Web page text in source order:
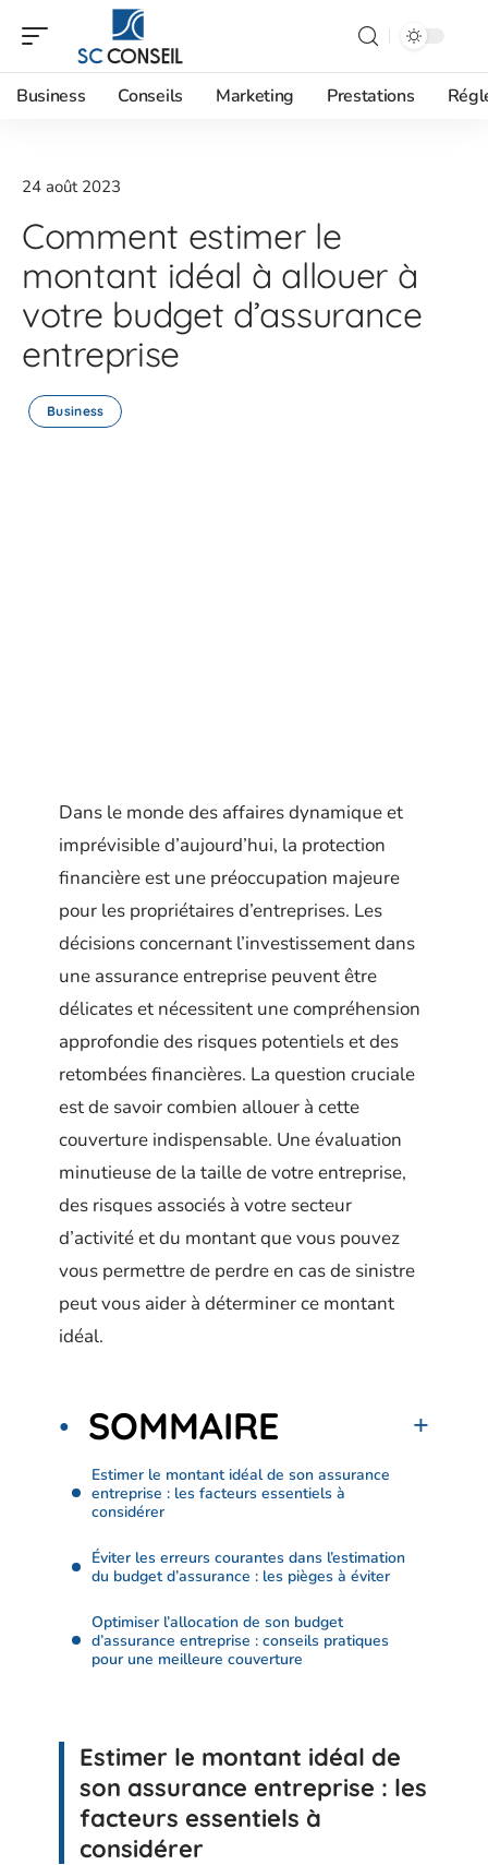
Business Conseils Marketing Prestations
24 août 2023
Comment estimer le
montant idéal à allouer à
votre budget d’assurance
entreprise
Business
Dans le monde des affaires dynamique et
imprévisible d’aujourd’hui, la protection
financière est une préoccupation majeure
pour les propriétaires d’entreprises. Les
décisions concernant l’investissement dans
une assurance entreprise peuvent être
délicates et nécessitent une compréhension
approfondie des risques potentiels et des
retombées financières. La question cruciale
est de savoir combien allouer à cette
couverture indispensable. Une évaluation
minutieuse de la taille de votre entreprise,
des risques associés à votre secteur
d’activité et du montant que vous pouvez
vous permettre de perdre en cas de sinistre
peut vous aider à déterminer ce montant
idéal.
SOMMAIRE
Estimer le montant idéal de son assurance
entreprise : les facteurs essentiels à
considérer
Éviter les erreurs courantes dans l’estimation
du budget d’assurance : les pièges à éviter
Optimiser l’allocation de son budget
d’assurance entreprise : conseils pratiques
pour une meilleure couverture
Estimer le montant idéal de
son assurance entreprise : les
facteurs essentiels à
considérer